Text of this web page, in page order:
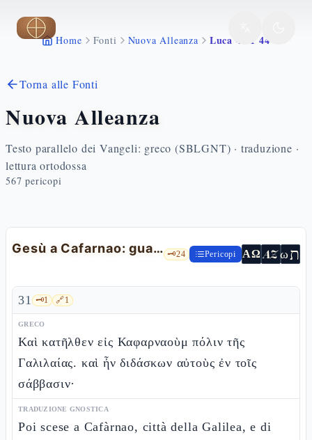
Vai al contenuto principale
Home Fonti Nuova Alleanza Luca 4 31 44
Torna alle Fonti
Nuova Alleanza
Testo parallelo dei Vangeli: greco (SBLGNT) · traduzione ·
lettura ortodossa
567 pericopi
Gesù a Cafarnao: guarigioni ed esorcismi 🗝️24 Pericopi ΑΩ AZωת
31 🗝️1 🔗1
GRECO
Καὶ κατῆλθεν εἰς Καφαρναοὺμ πόλιν τῆς
Γαλιλαίας. καὶ ἦν διδάσκων αὐτοὺς ἐν τοῖς
σάββασιν·
TRADUZIONE GNOSTICA
Poi scese a Cafàrnao, città della Galilea, e di